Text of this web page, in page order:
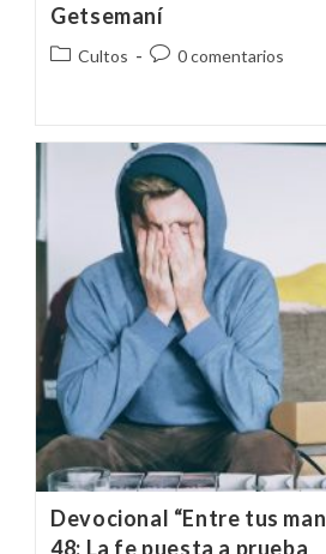
Getsemaní
Categoría
Cultos
Comentarios
0 comentarios
Devocional “Entre tus
48: La fe puesta a prueba